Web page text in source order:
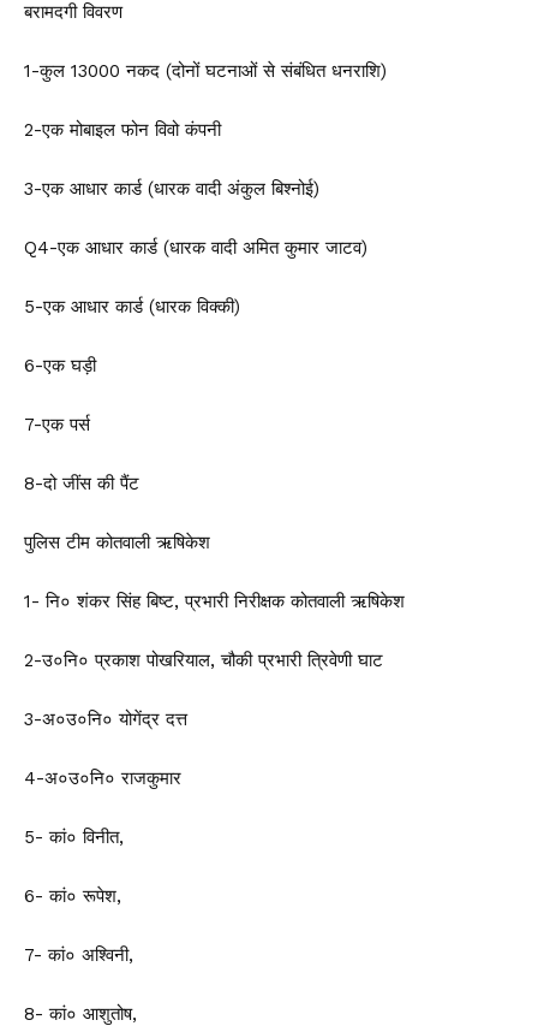
बरामदगी विवरण
1-कुल ₹13000 नकद (दोनों घटनाओं से संबंधित धनराशि)
2-एक मोबाइल फोन विवो कंपनी
3-एक आधार कार्ड (धारक वादी अंकुल बिश्नोई)
Q4-एक आधार कार्ड (धारक वादी अमित कुमार जाटव)
5-एक आधार कार्ड (धारक विक्की)
6-एक घड़ी
7-एक पर्स
8-दो जींस की पैंट
पुलिस टीम कोतवाली ऋषिकेश
1- नि० शंकर सिंह बिष्ट, प्रभारी निरीक्षक कोतवाली ऋषिकेश
2-उ०नि० प्रकाश पोखरियाल, चौकी प्रभारी त्रिवेणी घाट
3-अ०उ०नि० योगेंद्र दत्त
4-अ०उ०नि० राजकुमार
5- कां० विनीत,
6- कां० रूपेश,
7- कां० अश्विनी,
8- कां० आशुतोष,